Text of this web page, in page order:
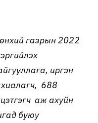
газрын 2022
иргэн
688
аж ахуйн
буюу